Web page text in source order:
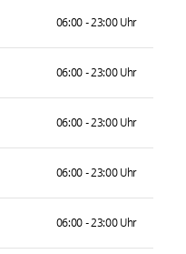
06:00 - 23:00 Uhr
06:00 - 23:00 Uhr
06:00 - 23:00 Uhr
06:00 - 23:00 Uhr
06:00 - 23:00 Uhr